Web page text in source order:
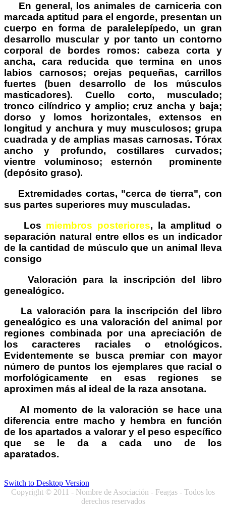
En general, los animales de carniceria con
marcada aptitud para el engorde, presentan un
cuerpo en forma de paralelepípedo, un gran
desarrollo muscular y por tanto un contorno
corporal de bordes romos: cabeza corta y
ancha, cara reducida que termina en unos
labios carnosos; orejas pequeñas, carrillos
fuertes (buen desarrollo de los músculos
masticadores). Cuello corto, musculado;
tronco cilíndrico y amplio; cruz ancha y baja;
dorso y lomos horizontales, extensos en
longitud y anchura y muy musculosos; grupa
cuadrada y de amplias masas carnosas. Tórax
ancho y profundo, costillares curvados;
vientre voluminoso; esternón prominente
(depósito graso).
Extremidades cortas, "cerca de tierra", con
sus partes superiores muy musculadas.
Los miembros posteriores, la amplitud o
separación natural entre ellos es un indicador
de la cantidad de músculo que un animal lleva
consigo
Valoración para la inscripción del libro
genealógico.
La valoración para la inscripción del libro
genealógico es una valoración del animal por
regiones combinada por una apreciación de
los caracteres raciales o etnológicos.
Evidentemente se busca premiar con mayor
número de puntos los ejemplares que racial o
morfológicamente en esas regiones se
aproximen más al ideal de la raza ansotana.
Al momento de la valoración se hace una
diferencia entre macho y hembra en función
de los apartados a valorar y el peso específico
que se le da a cada uno de los
aparatados.
Switch to Desktop Version
Copyright © 2011 - Nombre de Asociación - Feagas - Todos los
derechos reservados